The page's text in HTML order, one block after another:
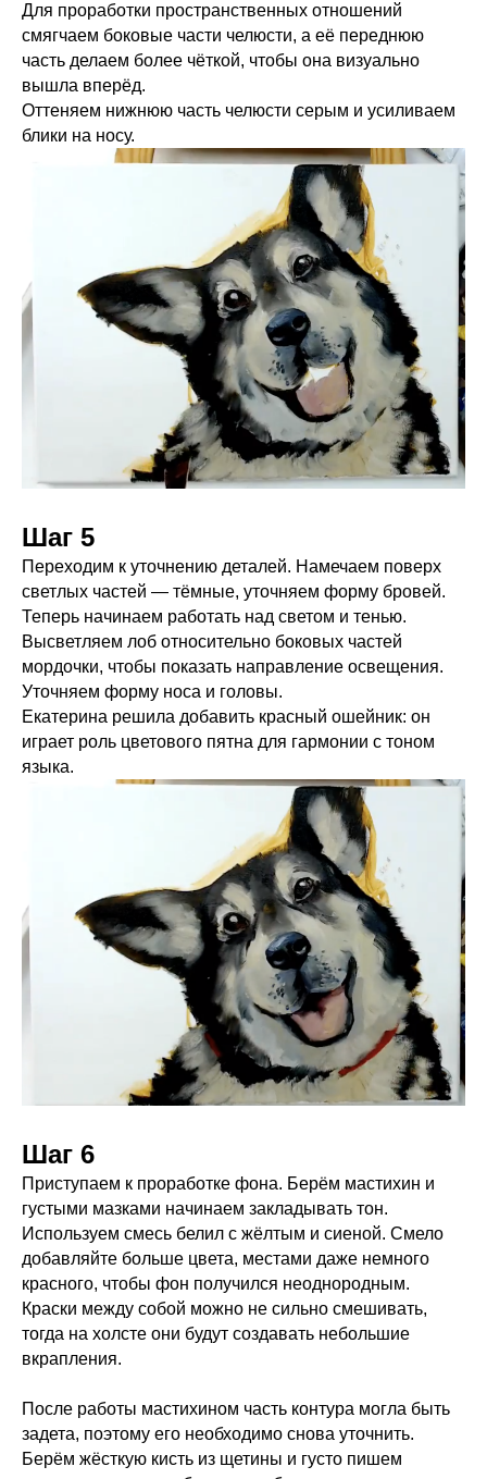
Для проработки пространственных отношений
смягчаем боковые части челюсти, а её переднюю
часть делаем более чёткой, чтобы она визуально
вышла вперёд.
Оттеняем нижнюю часть челюсти серым и усиливаем
блики на носу.
Шаг 5
Переходим к уточнению деталей. Намечаем поверх
светлых частей — тёмные, уточняем форму бровей.
Теперь начинаем работать над светом и тенью.
Высветляем лоб относительно боковых частей
мордочки, чтобы показать направление освещения.
Уточняем форму носа и головы.
Екатерина решила добавить красный ошейник: он
играет роль цветового пятна для гармонии с тоном
языка.
Шаг 6
Приступаем к проработке фона. Берём мастихин и
густыми мазками начинаем закладывать тон.
Используем смесь белил с жёлтым и сиеной. Смело
добавляйте больше цвета, местами даже немного
красного, чтобы фон получился неоднородным.
Краски между собой можно не сильно смешивать,
тогда на холсте они будут создавать небольшие
вкрапления.
После работы мастихином часть контура могла быть
задета, поэтому его необходимо снова уточнить.
Берём жёсткую кисть из щетины и густо пишем